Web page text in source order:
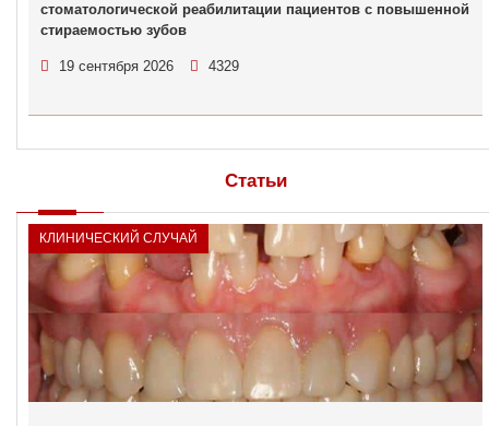
стоматологической реабилитации пациентов с повышенной
стираемостью зубов
19 сентября 2026 4329
Статьи
КЛИНИЧЕСКИЙ СЛУЧАЙ